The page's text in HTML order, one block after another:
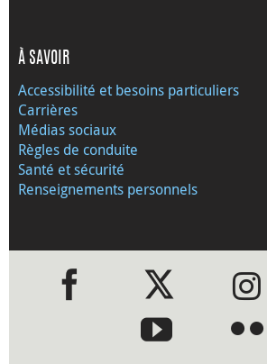
À SAVOIR
Accessibilité et besoins particuliers
Carrières
Médias sociaux
Règles de conduite
Santé et sécurité
Renseignements personnels
●●